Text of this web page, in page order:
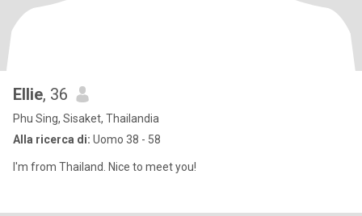
Ellie, 36
Phu Sing, Sisaket, Thailandia
Alla ricerca di: Uomo 38 - 58
I'm from Thailand. Nice to meet you!